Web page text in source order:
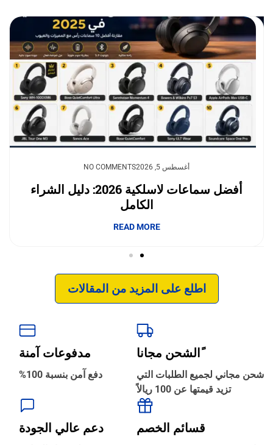
NO COMMENTS
وداعًا لقلق نفاد الشحن.. بطاريات السيليكون
والكربون تغيّر مستقبل الجوالات
READ MORE
أغسطس 5, 2026 NO COMMENTS
أفضل سماعات لاسلكية 2026: دليل الشراء
الكامل
READ MORE
اطلع على المزيد من المقالات
ًالشحن مجانا
شحن مجاني لجميع الطلبات التي
تزيد قيمتها عن 100 ريالاً
مدفوعات آمنة
دفع آمن بنسبة 100%
قسائم الخصم دعم عالي الجودة
الترجمة والبحوث ‹
الطباعة والأدوات المكتبية